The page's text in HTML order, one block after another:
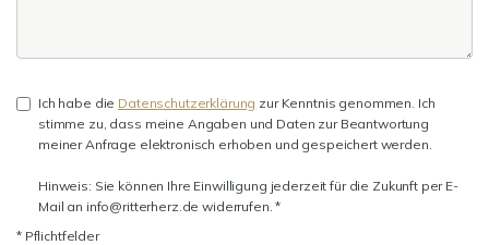
Ich habe die Datenschutzerklärung zur Kenntnis genommen. Ich
stimme zu, dass meine Angaben und Daten zur Beantwortung
meiner Anfrage elektronisch erhoben und gespeichert werden.
Hinweis: Sie können Ihre Einwilligung jederzeit für die Zukunft per E-
Mail an info@ritterherz.de widerrufen. *
* Pflichtfelder